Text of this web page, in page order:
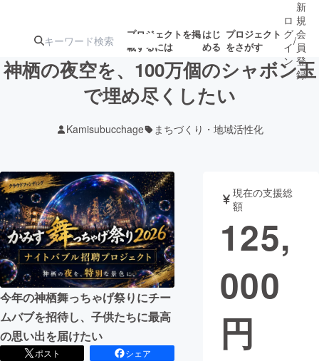
プロジェクトを掲
載するには
はじ
める
プロジェクト
をさがす
ターン
ジェクト
募集終了が近いプ
ロジェクト
されます
アート・写真 音楽
テクノロジー・ガジェット ゲーム・サ
映像・映画
ビジネス・起業
まちづくり・地域活性化
ロ
グ
イ
ン
/
新
規
会
員
登
録
神栖の夜空を、100万個のシャボン玉
で埋め尽くしたい
Kamisubucchage まちづくり・地域活性化
今年の神栖舞っちゃげ祭りにチー
ムバブを招待し、子供たちに最高
の思い出を届けたい
ポスト
シェア
現在の支援総
額
125,
000
円